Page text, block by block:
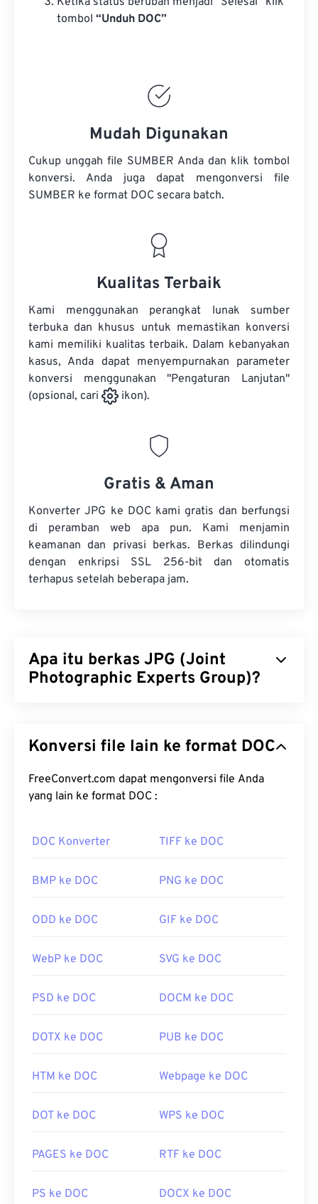
tombol “Unduh DOC”
Mudah Digunakan
Cukup unggah file SUMBER Anda dan klik tombol
konversi. Anda juga dapat mengonversi file
SUMBER ke format DOC secara batch.
Kualitas Terbaik
Kami menggunakan perangkat lunak sumber
terbuka dan khusus untuk memastikan konversi
kami memiliki kualitas terbaik. Dalam kebanyakan
kasus, Anda dapat menyempurnakan parameter
konversi menggunakan "Pengaturan Lanjutan"
(opsional, cari
ikon).
Gratis & Aman
Konverter JPG ke DOC kami gratis dan berfungsi
di peramban web apa pun. Kami menjamin
keamanan dan privasi berkas. Berkas dilindungi
dengan enkripsi SSL 256-bit dan otomatis
terhapus setelah beberapa jam.
Apa itu berkas JPG (Joint
Photographic Experts Group)?
algoritma untuk mengompres foto dan grafik.
penggunaannya yang luas. Karena itu, ukuran
berkas JPG yang relatif kecil membuatnya sangat
alat kompres JPEG
untuk mengurangi ukuran
merupakan format berkas yang lebih baru dan lebih
JPG?
gambar mengenali dan dapat membuka berkas
berkas tersebut akan terbuka di penampil gambar,
Untuk memilih aplikasi tertentu guna membuka
Konversi file lain ke format DOC
FreeConvert.com dapat mengonversi file Anda
yang lain ke format DOC :
DOC Konverter TIFF ke DOC
BMP ke DOC PNG ke DOC
ODD ke DOC GIF ke DOC
WebP ke DOC SVG ke DOC
PSD ke DOC DOCM ke DOC
DOTX ke DOC PUB ke DOC
HTM ke DOC Webpage ke DOC
DOT ke DOC WPS ke DOC
PAGES ke DOC RTF ke DOC
PS ke DOC DOCX ke DOC